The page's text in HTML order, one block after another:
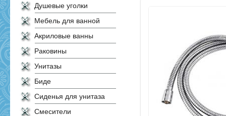
Душевые уголки
Мебель для ванной
Акриловые ванны
Раковины
Унитазы
Биде
Сиденья для унитаза
Смесители